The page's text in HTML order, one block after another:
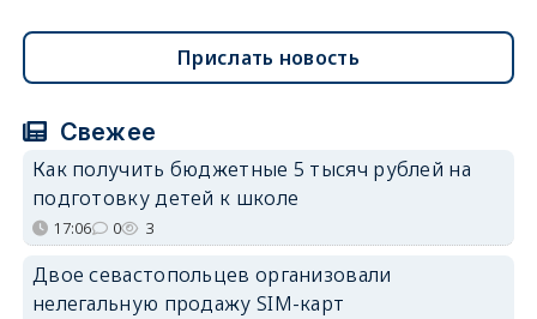
Прислать новость
Свежее
Как получить бюджетные 5 тысяч рублей на
подготовку детей к школе
17:06 0 3
Двое севастопольцев организовали
нелегальную продажу SIM-карт